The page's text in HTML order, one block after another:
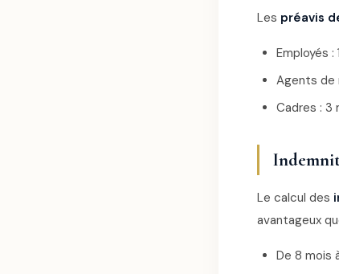
Les préavis
Employés
Agents de
Cadres : 3
Le calcul des
avantageux
De 8 mois